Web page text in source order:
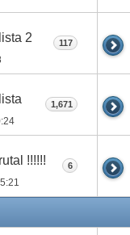
2 117
1,671
!!!!!! 6